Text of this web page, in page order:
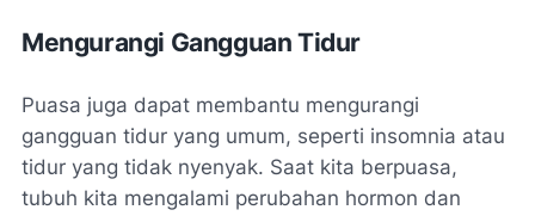
Mengurangi Gangguan Tidur
Puasa juga dapat membantu mengurangi
gangguan tidur yang umum, seperti insomnia atau
tidur yang tidak nyenyak. Saat kita berpuasa,
tubuh kita mengalami perubahan hormon dan